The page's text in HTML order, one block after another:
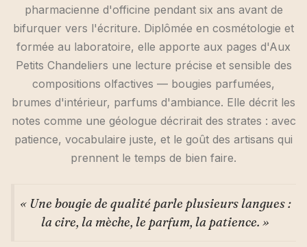
pharmacienne d'officine pendant six ans avant de
bifurquer vers l'écriture. Diplômée en cosmétologie et
formée au laboratoire, elle apporte aux pages d'Aux
Petits Chandeliers une lecture précise et sensible des
compositions olfactives — bougies parfumées,
brumes d'intérieur, parfums d'ambiance. Elle décrit les
notes comme une géologue décrirait des strates : avec
patience, vocabulaire juste, et le goût des artisans qui
prennent le temps de bien faire.
« Une bougie de qualité parle plusieurs langues :
la cire, la mèche, le parfum, la patience. »